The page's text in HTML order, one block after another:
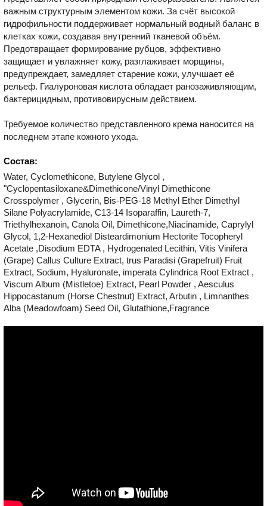
важным структурным элементом кожи. За счёт высокой
гидрофильности поддерживает нормальный водный баланс в
клетках кожи, создавая внутренний тканевой объём.
Предотвращает формирование рубцов, эффективно
защищает и увлажняет кожу, разглаживает морщины,
предупреждает, замедляет старение кожи, улучшает её
рельеф. Гиалуроновая кислота обладает ранозаживляющим,
бактерицидным, противовирусным действием.
Требуемое количество представленного крема наносится на
последнем этапе кожного ухода.
Состав:
Water, Cyclomethicone, Butylene Glycol ,
"Cyclopentasiloxane&Dimethicone/Vinyl Dimethicone
Crosspolymer , Glycerin, Bis-PEG-18 Methyl Ether Dimethyl
Silane Polyacrylamide, C13-14 Isoparaffin, Laureth-7,
Triethylhexanoin, Canola Oil, Dimethicone,Niacinamide, Caprylyl
Glycol, 1,2-Hexanediol Disteardimonium Hectorite Tocopheryl
Acetate ,Disodium EDTA , Hydrogenated Lecithin, Vitis Vinifera
(Grape) Callus Culture Extract, trus Paradisi (Grapefruit) Fruit
Extract, Sodium, Hyaluronate, imperata Cylindrica Root Extract ,
Viscum Album (Mistletoe) Extract, Pearl Powder , Aesculus
Hippocastanum (Horse Chestnut) Extract, Arbutin , Limnanthes
Alba (Meadowfoam) Seed Oil, Glutathione,Fragrance